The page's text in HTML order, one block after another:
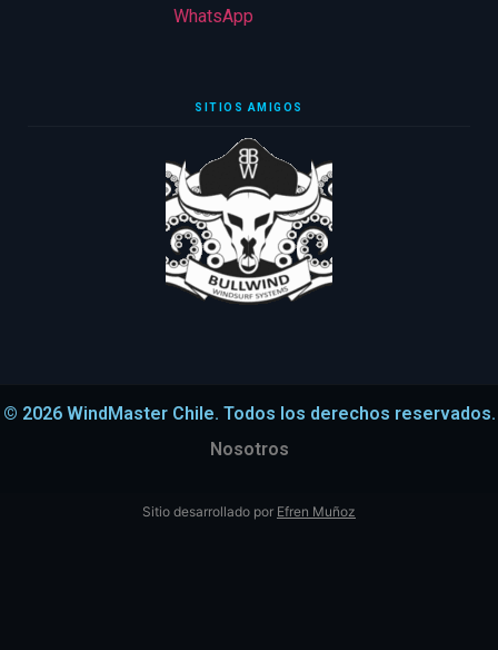
WhatsApp
SITIOS AMIGOS
© 2026 WindMaster Chile. Todos los derechos reservados.
Nosotros
Sitio desarrollado por Efren Muñoz